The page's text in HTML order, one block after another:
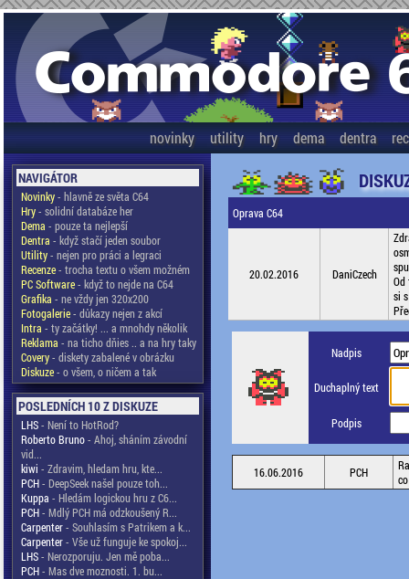
novinky utility hry dema dentra
NAVIGÁTOR
Novinky- hlavně ze světa C64
Hry- solidní databáze her
Dema - pouze ta nejlepší
Dentra - když stačí jeden soubor
Utility- nejen pro práci a legraci
Recenze- trocha textu o všem možném
PC Software- když to nejde na C64
Grafika - ne vždy jen 320x200
Fotogalerie- důkazy nejen z akcí
Intra - ty začátky! ... a mnohdy několik
Reklama - na ticho dňies .. a na hry taky
Covery- diskety zabalené v obrázku
Diskuze- o všem, o ničem a tak
POSLEDNÍCH 10 Z DISKUZE
LHS- Není to HotRod?
Roberto Bruno- Ahoj, sháním závodní
vid...
kiwi - Zdravim, hledam hru, kte...
PCH- DeepSeek našel pouze toh...
Kuppa - Hledám logickou hru z C6...
PCH- Mdlý PCH má odzkoušený R...
Carpenter- Souhlasím s Patrikem a k...
Carpenter- Vše už funguje ke spokoj...
LHS- Nerozporuju. Jen mě poba...
PCH- Mas dve moznosti. 1. bu...
Oprava C64
20.02.2016 DaniCzech
Od
si
Nadpis
Duchaplný text
Podpis
16.06.2016 PCH